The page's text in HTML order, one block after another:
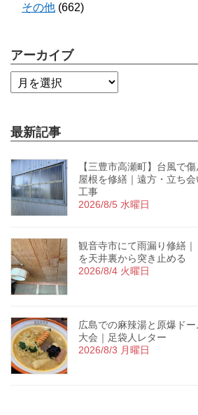
その他 (662)
アーカイブ
最新記事
【三豊市高瀬町】台風で
屋根を修繕｜遠方・立ち
工事
2026/8/5 水曜日
観音寺市にて雨漏り修繕
を天井裏から突き止める
2026/8/4 火曜日
広島での麻辣湯と原爆ド
大会｜足袋人レター
2026/8/3 月曜日